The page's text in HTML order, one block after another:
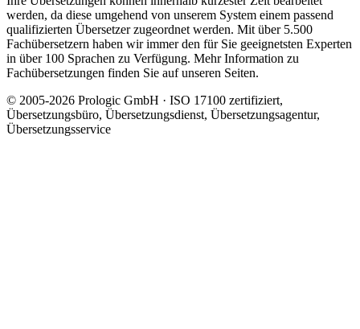
werden, da diese umgehend von unserem System einem passend
qualifizierten Übersetzer zugeordnet werden. Mit über 5.500
Fachübersetzern haben wir immer den für Sie geeignetsten Experten
in über 100 Sprachen zu Verfügung. Mehr Information zu
Fachübersetzungen finden Sie auf unseren Seiten.
© 2005-2026 Prologic GmbH · ISO 17100 zertifiziert,
Übersetzungsbüro, Übersetzungsdienst, Übersetzungsagentur,
Übersetzungsservice